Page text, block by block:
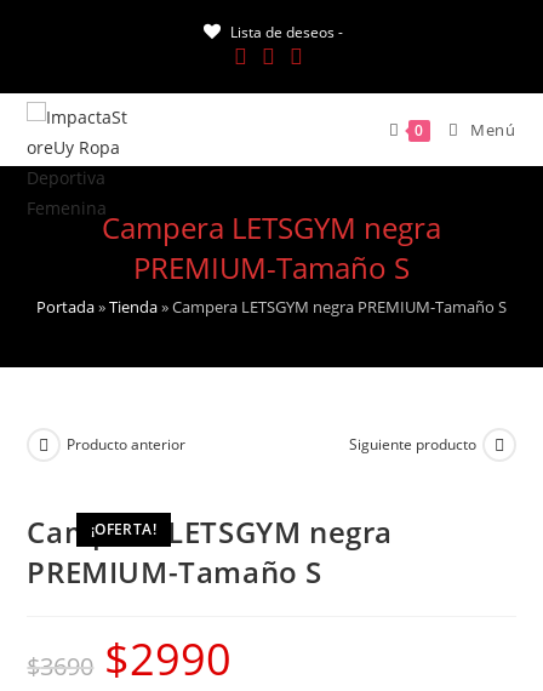
Lista de deseos -
0 Menú
Campera LETSGYM negra
PREMIUM-Tamaño S
Portada»Tienda»Campera LETSGYM negra PREMIUM-Tamaño S
¡OFERTA!
Producto anterior Siguiente producto
Campera LETSGYM negra
PREMIUM-Tamaño S
$3690 El
$2990